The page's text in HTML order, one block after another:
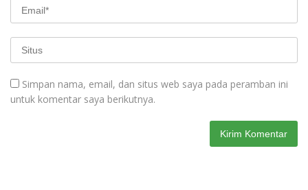
Simpan nama, email, dan situs web saya pada peramban ini
untuk komentar saya berikutnya.